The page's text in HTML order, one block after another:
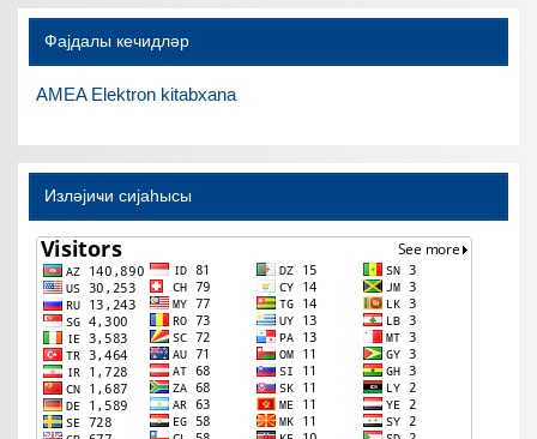
Фајдалы кечидләр
AMEA Elektron kitabxana
Изләјиҹи сијаһысы